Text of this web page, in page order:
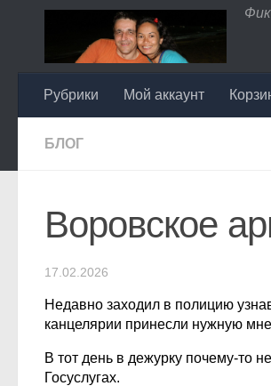
Перейти к содержимому
Рубрики Мой аккаунт
БЛОГ
Воровское
17.02.2026
Недавно заходил в полицию
канцелярии принесли нужную
В тот день в дежурку почему-то
Госуслугах.